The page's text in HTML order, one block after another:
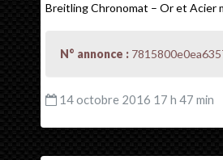
Breitling Chronomat – Or et Acier
N° annonce :
14 octobre 2016 17 h 47 min